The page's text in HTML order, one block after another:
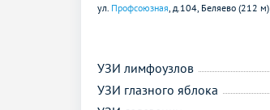
ул. Профсоюзная , д.104, Беляево (212 м)
УЗИ лимфоузлов
УЗИ глазного яблока